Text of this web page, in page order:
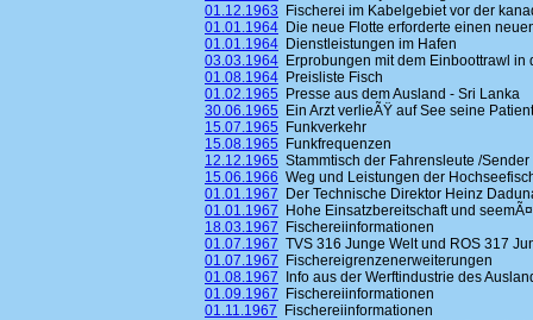
01.12.1963 Fischerei im Kabelgebiet vor der
01.01.1964 Die neue Flotte erforderte einen
01.01.1964 Dienstleistungen im Hafen
03.03.1964 Erprobungen mit dem Einboottrawl in
01.08.1964 Preisliste Fisch
01.02.1965 Presse aus dem Ausland - Sri Lanka
30.06.1965 Ein Arzt verlieÃŸ auf See seine
15.07.1965 Funkverkehr
15.08.1965 Funkfrequenzen
12.12.1965 Stammtisch der Fahrensleute /Sender
15.06.1966 Weg und Leistungen der
01.01.1967 Der Technische Direktor Heinz
01.01.1967 Hohe Einsatzbereitschaft und
18.03.1967 Fischereiinformationen
01.07.1967 TVS 316 Junge Welt und ROS 317
01.07.1967 Fischereigrenzenerweiterungen
01.08.1967 Info aus der Werftindustrie des
01.09.1967 Fischereiinformationen
01.11.1967 Fischereiinformationen